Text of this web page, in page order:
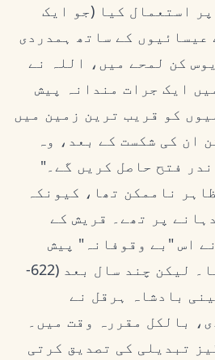
پر استعمال کیا (جو ایک
عیسائیوں کے ساتھ ہمدردی
کن لمحے میں، اللہ نے
ایک جرات مندانہ پیش
کو قریب ترین زمین میں
ان کی شکست کے بعد، وہ
فتح حاصل کریں گے۔"
4)۔ یہ بظاہر ناممکن تھا، کیونکہ
پر تھے۔ قریش کے
اس "بے وقوفانہ" پیش
گوئی کا مذاق اڑایا۔ لیکن چند سال بعد (622-
بادشاہ ہرقل نے
بالکل مقررہ وقت میں۔
تبدیلی کی تصدیق کرتی